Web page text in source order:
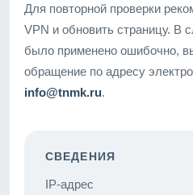
Для повторной проверки
VPN и обновить страницу. В
было применено ошибочно,
обращение по адресу
info@tnmk.ru.
СВЕДЕНИЯ
IP-адрес